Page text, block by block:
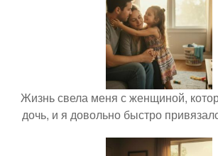
Жизнь свела меня с женщиной,
дочь, и я довольно быстро